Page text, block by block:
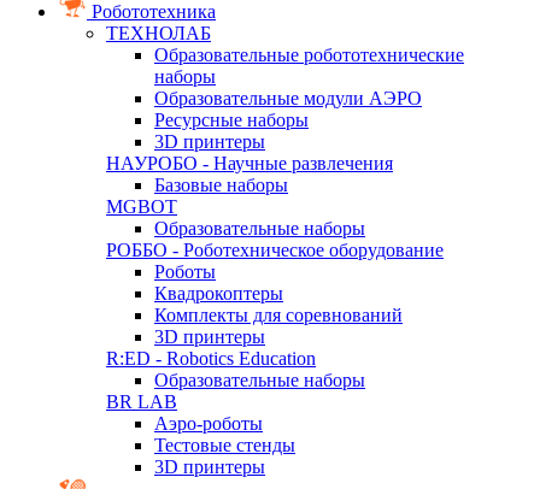
Робототехника
ТЕХНОЛАБ
Образовательные робототехнические
наборы
Образовательные модули АЭРО
Ресурсные наборы
3D принтеры
НАУРОБО - Научные развлечения
Базовые наборы
MGBOT
Образовательные наборы
РОББО - Роботехническое оборудование
Роботы
Квадрокоптеры
Комплекты для соревнований
3D принтеры
R:ED - Robotics Education
Образовательные наборы
BR LAB
Аэро-роботы
Тестовые стенды
3D принтеры